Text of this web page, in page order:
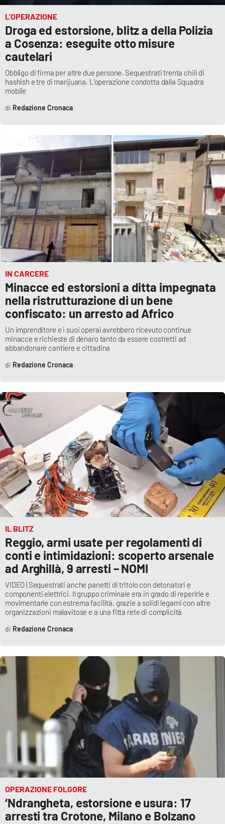
L’OPERAZIONE
Droga ed estorsione, blitz a della Polizia
a Cosenza: eseguite otto misure
cautelari
Obbligo di firma per altre due persone. Sequestrati trenta chili di
hashish e tre di marijuana. L’operazione condotta dalla Squadra
mobile
Redazione Cronaca
IN CARCERE
Minacce ed estorsioni a ditta impegnata
nella ristrutturazione di un bene
confiscato: un arresto ad Africo
Un imprenditore e i suoi operai avrebbero ricevuto continue
minacce e richieste di denaro tanto da essere costretti ad
abbandonare cantiere e cittadina
Redazione Cronaca
IL BLITZ
Reggio, armi usate per regolamenti di
conti e intimidazioni: scoperto arsenale
ad Arghillà, 9 arresti – NOMI
VIDEO | Sequestrati anche panetti di tritolo con detonatori e
componenti elettrici. Il gruppo criminale era in grado di reperirle e
movimentarle con estrema facilità, grazie a solidi legami con altre
organizzazioni malavitose e a una fitta rete di complicità
Redazione Cronaca
OPERAZIONE FOLGORE
‘Ndrangheta, estorsione e usura: 17
arresti tra Crotone, Milano e Bolzano